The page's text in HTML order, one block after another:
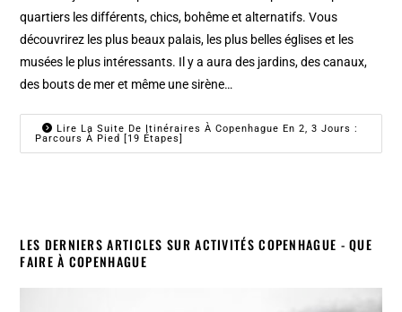
quartiers les différents, chics, bohême et alternatifs. Vous
découvrirez les plus beaux palais, les plus belles églises et les
musées le plus intéressants. Il y a aura des jardins, des canaux,
des bouts de mer et même une sirène…
Lire La Suite De Itinéraires À Copenhague En 2, 3 Jours :
Parcours À Pied [19 Étapes]
LES DERNIERS ARTICLES SUR ACTIVITÉS COPENHAGUE - QUE
FAIRE À COPENHAGUE